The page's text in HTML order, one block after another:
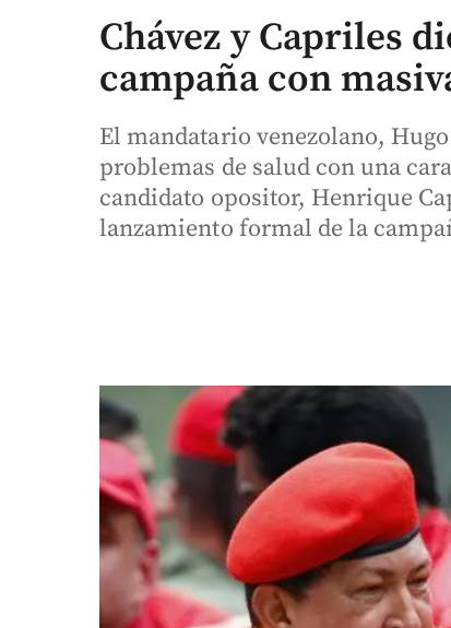
Chávez y Capriles
campaña con
El mandatario venezolano,
problemas de salud con una
candidato opositor, Henrique
lanzamiento formal de la